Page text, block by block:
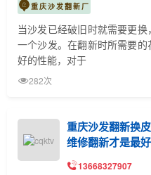
重庆沙发翻新厂
当沙发已经破旧时就需要更
一个沙发。在翻新时所需要
好的性能，对于
282次
重庆沙发翻新换
维修翻新才是最
13668327907